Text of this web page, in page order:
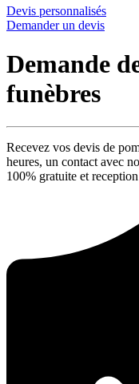
Devis personnalisés
Demander un devis
Demande
funèbres
Recevez vos devis de
heures, un contact avec
100% gratuite et